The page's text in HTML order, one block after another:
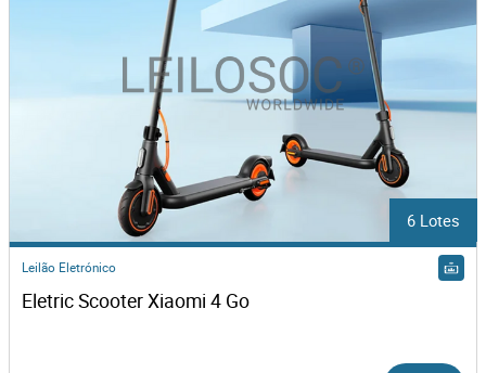
6 Lotes
Leilão Eletrónico
Eletric Scooter Xiaomi 4 Go